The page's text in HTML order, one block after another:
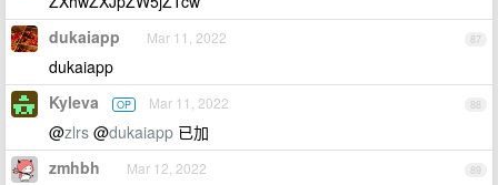
87
dukaiapp Mar 11, 2022
dukaiapp
88
Kyleva OP Mar 11, 2022
@zlrs @dukaiapp 已加
89
zmhbh Mar 12, 2022